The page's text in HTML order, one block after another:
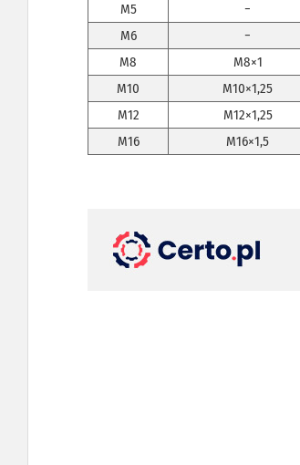
M5
−
M6
−
M8
M8×1
M10
M10×1,25
M12
M12×1,25
M16
M16×1,5